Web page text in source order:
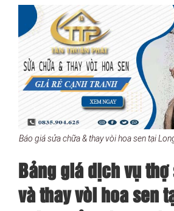
Báo giá sửa chữa & thay vòi hoa sen tại
Bảng giá dịch vụ
và thay vòi hoa sen